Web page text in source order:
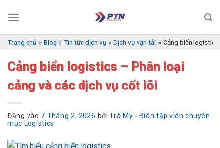
qua
dungTrang chủ » Blog » Tin tức dịch vụ » Dịch vụ vận tải » Cảng biển
Cảng biển logistics – Phân loại
cảng và các dịch vụ cốt lõi
Đăng vào 7 Tháng 2, 2026 bởiTrà My - Biên tập viên chuyên
mục Logistics